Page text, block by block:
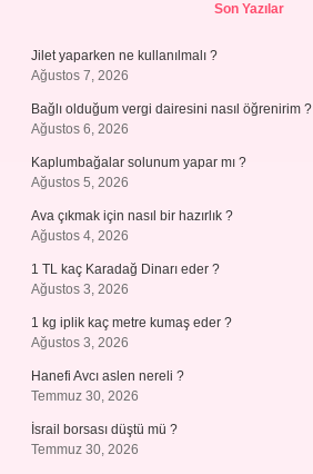
Son Yazılar
Jilet yaparken ne kullanılmalı ?
Ağustos 7, 2026
Bağlı olduğum vergi dairesini nasıl öğrenirim ?
Ağustos 6, 2026
Kaplumbağalar solunum yapar mı ?
Ağustos 5, 2026
Ava çıkmak için nasıl bir hazırlık ?
Ağustos 4, 2026
1 TL kaç Karadağ Dinarı eder ?
Ağustos 3, 2026
1 kg iplik kaç metre kumaş eder ?
Ağustos 3, 2026
Hanefi Avcı aslen nereli ?
Temmuz 30, 2026
İsrail borsası düştü mü ?
Temmuz 30, 2026